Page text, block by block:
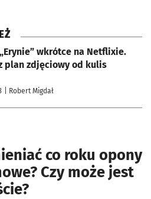
wkrótce na Netflixie.
plan zdjęciowy od kulis
| Robert Migdał
co roku opony
Czy może jest